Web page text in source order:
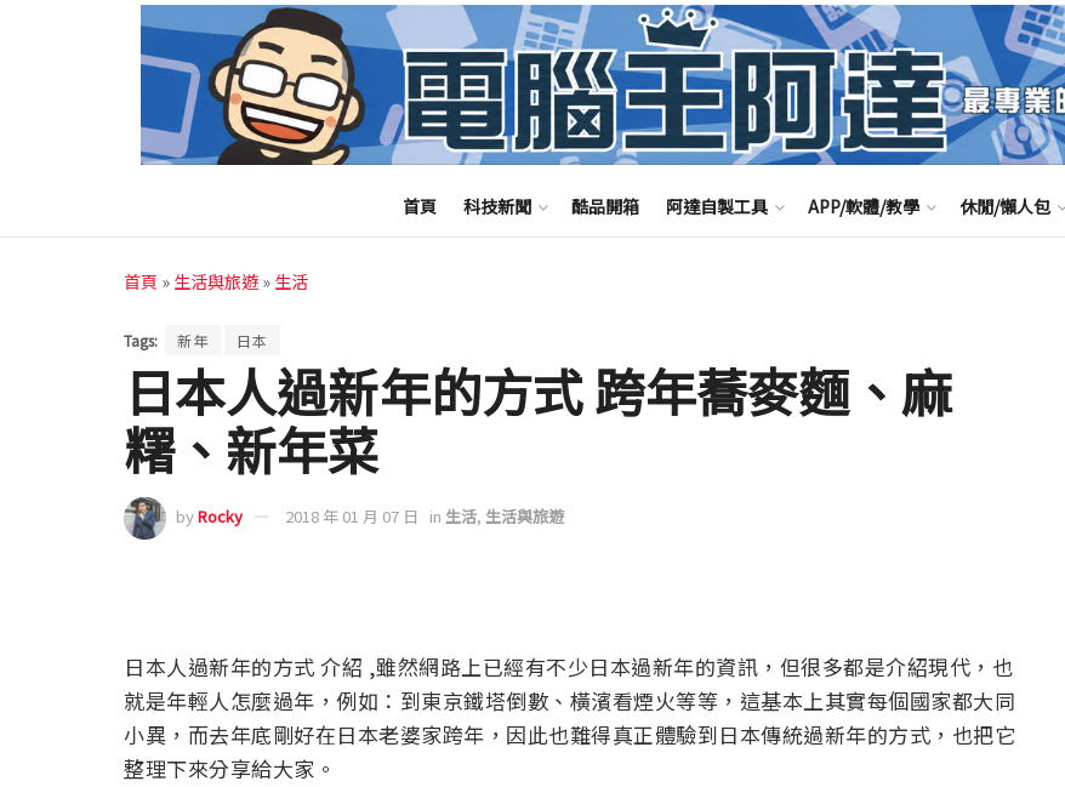
首頁 科技新聞 酷品開箱 阿達自製工具 APP/軟體/教學 休閒/懶人包
首頁 » 生活與旅遊 » 生活
Tags: 新年 日本
日本人過新年的方式 跨年蕎麥麵、麻
糬、新年菜
byRocky 2018 年 01 月 07 日 in 生活, 生活與旅遊
日本人過新年的方式 介紹 ,雖然網路上已經有不少日本過新年的資訊，但很多都是介紹現代，也
就是年輕人怎麼過年，例如：到東京鐵塔倒數、橫濱看煙火等等，這基本上其實每個國家都大同
小異，而去年底剛好在日本老婆家跨年，因此也難得真正體驗到日本傳統過新年的方式，也把它
整理下來分享給大家。